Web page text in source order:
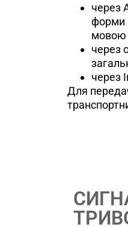
через
форми
мовою
через
через
Для